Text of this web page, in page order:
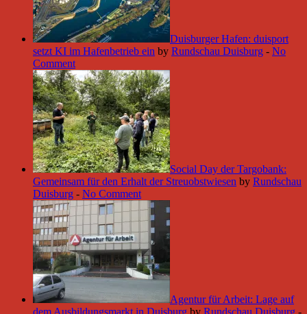
Duisburger Hafen: duisport
setzt KI im Hafenbetrieb ein by Rundschau Duisburg - No
Comment
Social Day der Targobank:
Gemeinsam für den Erhalt der Streuobstwiesen by Rundschau
Duisburg - No Comment
Agentur für Arbeit: Lage auf
dem Ausbildungsmarkt in Duisburg by Rundschau Duisburg -